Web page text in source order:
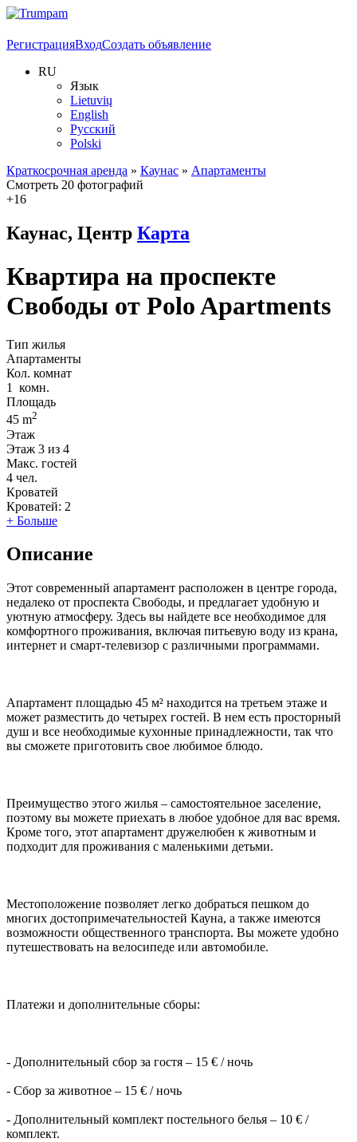
РегистрацияВходСоздать объявление
RU
Язык
Lietuvių
English
Русский
Polski
Краткосрочная аренда » Каунас » Апартаменты
Смотреть 20 фотографий
+16
Каунас, Центр Карта
Квартира на проспекте
Свободы от Polo Apartments
Тип жилья
Апартаменты
Кол. комнат
1
комн.
Площадь
45 m2
Этаж
Этаж 3 из 4
Макс. гостей
4 чел.
Кроватей
Кроватей: 2
+ Больше
Описание
Этот современный апартамент расположен в центре города,
недалеко от проспекта Свободы, и предлагает удобную и
уютную атмосферу. Здесь вы найдете все необходимое для
комфортного проживания, включая питьевую воду из крана,
интернет и смарт-телевизор с различными программами.
Апартамент площадью 45 м² находится на третьем этаже и
может разместить до четырех гостей. В нем есть просторный
душ и все необходимые кухонные принадлежности, так что
вы сможете приготовить свое любимое блюдо.
Преимущество этого жилья – самостоятельное заселение,
поэтому вы можете приехать в любое удобное для вас время.
Кроме того, этот апартамент дружелюбен к животным и
подходит для проживания с маленькими детьми.
Местоположение позволяет легко добраться пешком до
многих достопримечательностей Кауна, а также имеются
возможности общественного транспорта. Вы можете удобно
путешествовать на велосипеде или автомобиле.
Платежи и дополнительные сборы:
- Дополнительный сбор за гостя – 15 € / ночь
- Сбор за животное – 15 € / ночь
- Дополнительный комплект постельного белья – 10 € /
комплект.